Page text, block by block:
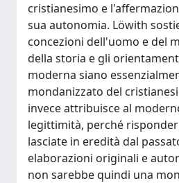
cristianesimo e
sua autonomia. Löwith
concezioni dell'uomo e del
della storia e gli
moderna siano
mondanizzato del
invece attribuisce al
legittimità, perché
lasciate in eredità dal
elaborazioni originali e
non sarebbe quindi una